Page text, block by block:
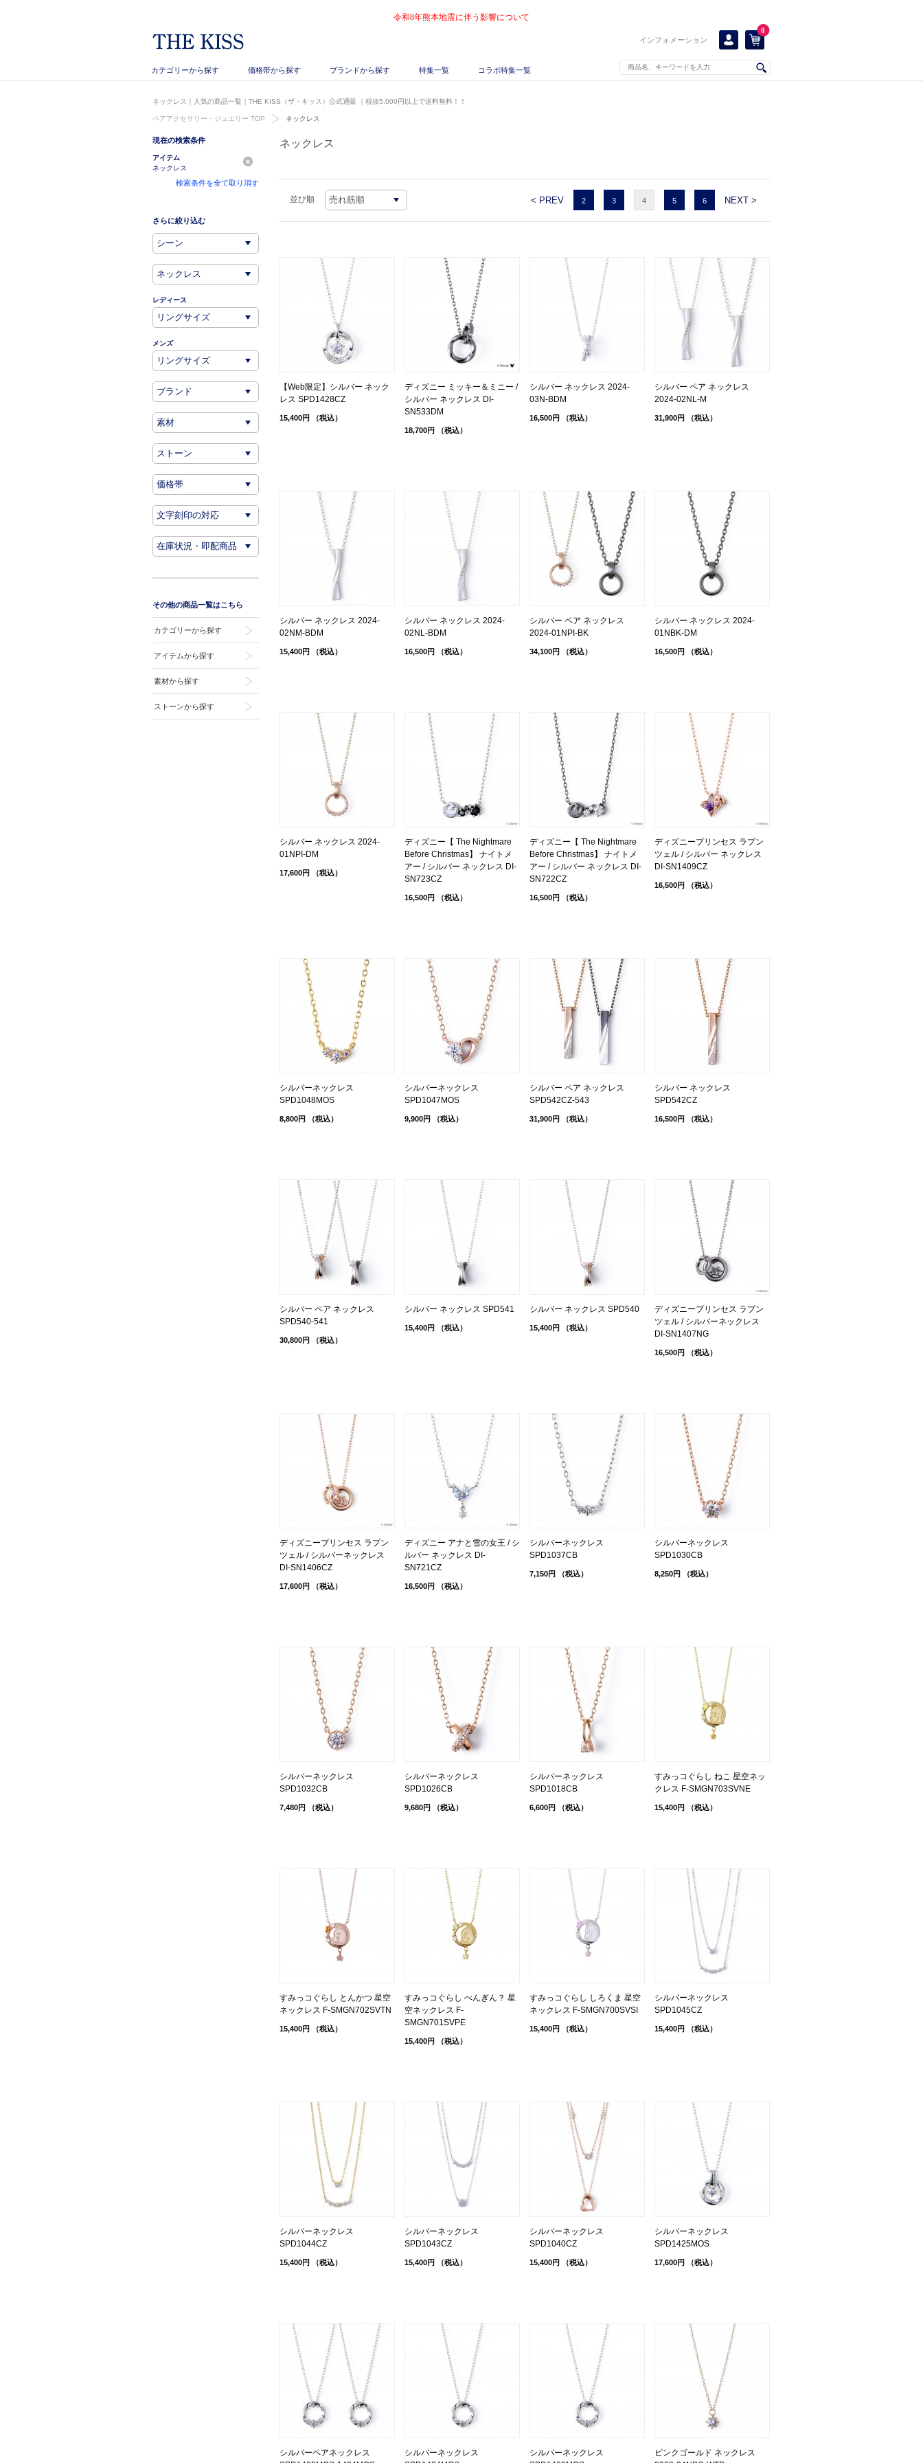
令和8年熊本地震に伴う影響について
インフォメーション
0
カテゴリーから探す 価格帯から探す ブランドから探す 特集一覧 コラボ特集一覧
ネックレス｜人気の商品一覧｜THE KISS（ザ・キッス）公式通販 ｜税抜5,000円以上で送料無料！！
ペアアクセサリー・ジュエリー TOP ネックレス
ネックレス
並び順 < PREV 2 3 4 5 6 NEXT >
【Web限定】シルバー ネック
レス SPD1428CZ
15,400円 （税込）
ディズニー ミッキー＆ミニー /
シルバー ネックレス DI-
SN533DM
18,700円 （税込）
シルバー ネックレス 2024-
03N-BDM
16,500円 （税込）
シルバー ペア ネックレス
2024-02NL-M
31,900円 （税込）
シルバー ネックレス 2024-
02NM-BDM
15,400円 （税込）
シルバー ネックレス 2024-
02NL-BDM
16,500円 （税込）
シルバー ペア ネックレス
2024-01NPI-BK
34,100円 （税込）
シルバー ネックレス 2024-
01NBK-DM
16,500円 （税込）
シルバー ネックレス 2024-
01NPI-DM
17,600円 （税込）
ディズニー【 The Nightmare
Before Christmas】 ナイトメ
アー / シルバー ネックレス DI-
SN723CZ
16,500円 （税込）
ディズニー【 The Nightmare
Before Christmas】 ナイトメ
アー / シルバー ネックレス DI-
SN722CZ
16,500円 （税込）
ディズニープリンセス ラプン
ツェル / シルバー ネックレス
DI-SN1409CZ
16,500円 （税込）
シルバーネックレス
SPD1048MOS
8,800円 （税込）
シルバーネックレス
SPD1047MOS
9,900円 （税込）
シルバー ペア ネックレス
SPD542CZ-543
31,900円 （税込）
シルバー ネックレス
SPD542CZ
16,500円 （税込）
シルバー ペア ネックレス
SPD540-541
30,800円 （税込）
シルバー ネックレス SPD541
15,400円 （税込）
シルバー ネックレス SPD540
15,400円 （税込）
ディズニープリンセス ラプン
ツェル / シルバーネックレス
DI-SN1407NG
16,500円 （税込）
ディズニープリンセス ラプン
ツェル / シルバーネックレス
DI-SN1406CZ
17,600円 （税込）
ディズニー アナと雪の女王 / シ
ルバー ネックレス DI-
SN721CZ
16,500円 （税込）
シルバーネックレス
SPD1037CB
7,150円 （税込）
シルバーネックレス
SPD1030CB
8,250円 （税込）
シルバーネックレス
SPD1032CB
7,480円 （税込）
シルバーネックレス
SPD1026CB
9,680円 （税込）
シルバーネックレス
SPD1018CB
6,600円 （税込）
すみっコぐらし ねこ 星空ネッ
クレス F-SMGN703SVNE
15,400円 （税込）
すみっコぐらし とんかつ 星空
ネックレス F-SMGN702SVTN
15,400円 （税込）
すみっコぐらし ぺんぎん？ 星
空ネックレス F-
SMGN701SVPE
15,400円 （税込）
すみっコぐらし しろくま 星空
ネックレス F-SMGN700SVSI
15,400円 （税込）
シルバーネックレス
SPD1045CZ
15,400円 （税込）
シルバーネックレス
SPD1044CZ
15,400円 （税込）
シルバーネックレス
SPD1043CZ
15,400円 （税込）
シルバーネックレス
SPD1040CZ
15,400円 （税込）
シルバーネックレス
SPD1425MOS
17,600円 （税込）
シルバーペアネックレス
シルバーネックレス
シルバーネックレス
ピンクゴールド ネックレス
現在の検索条件
アイテム
ネックレス
検索条件を全て取り消す
さらに絞り込む
レディース
メンズ
その他の商品一覧はこちら
カテゴリーから探す
アイテムから探す
素材から探す
ストーンから探す